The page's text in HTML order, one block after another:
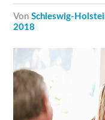
vonSchleswig-
2018